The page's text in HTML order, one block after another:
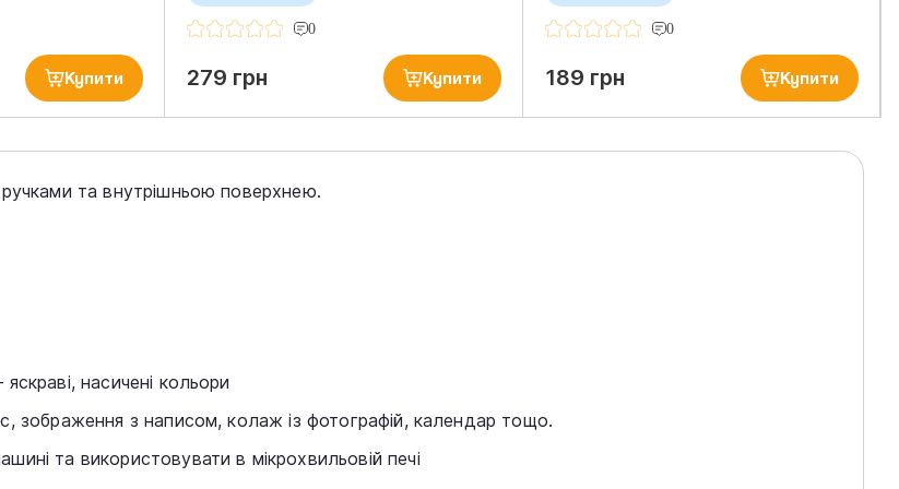
Купити
0
279 грн Купити
0
189 грн Купити
та внутрішньою поверхнею.
насичені кольори
зображення з написом, колаж із фотографій, календар тощо.
та використовувати в мікрохвильовій печі